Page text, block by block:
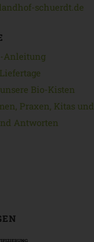
schuerdt.de
Anleitung
Bio-Kisten
Praxen, Kitas
Antworten